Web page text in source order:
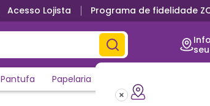
Acesso Lojista Programa de fidelidade
Pantufa Papelaria